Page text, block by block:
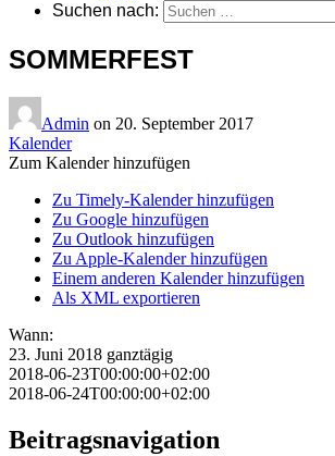
Suchen nach:
SOMMERFEST
Admin on 20. September 2017
Kalender
Zum Kalender hinzufügen
Zu Timely-Kalender hinzufügen
Zu Google hinzufügen
Zu Outlook hinzufügen
Zu Apple-Kalender hinzufügen
Einem anderen Kalender hinzufügen
Als XML exportieren
Wann:
23. Juni 2018 ganztägig
2018-06-23T00:00:00+02:00
2018-06-24T00:00:00+02:00
Beitragsnavigation